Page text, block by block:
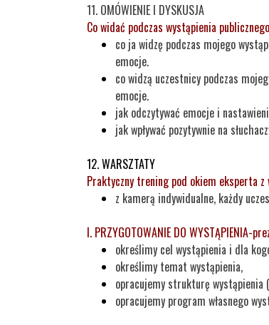
11. OMÓWIENIE I DYSKUSJA
Co widać podczas wystąpienia
co ja widzę podczas mojego
emocje.
co widzą uczestnicy podczas
emocje.
jak odczytywać emocje i
jak wpływać pozytywnie na
12. WARSZTATY
Praktyczny trening pod okiem eksperta z
z kamerą indywidualne, każdy
I. PRZYGOTOWANIE DO WYSTĄPIENIA-
określimy cel wystąpienia i dla
określimy temat wystąpienia,
opracujemy strukturę wystąpienia
opracujemy program własnego